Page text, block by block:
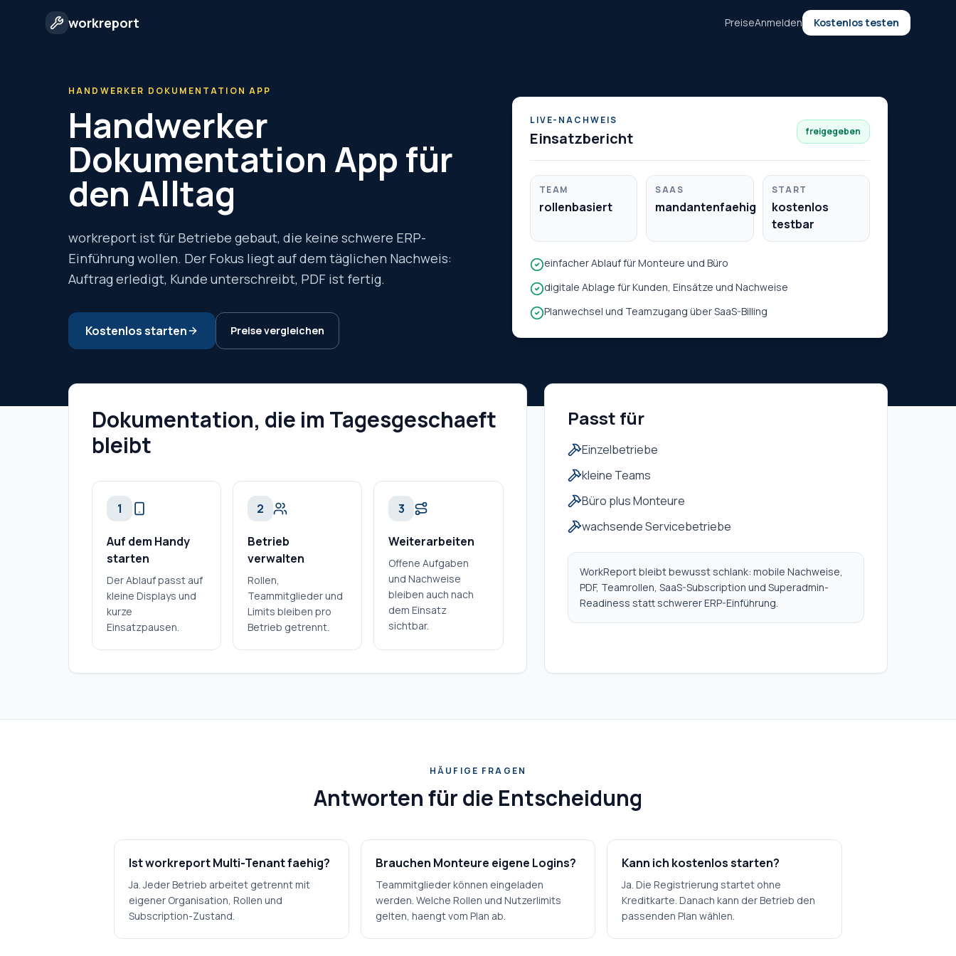
workreport PreiseAnmelden Kostenlos testen
HANDWERKER DOKUMENTATION APP
Handwerker
Dokumentation App für
den Alltag
workreport ist für Betriebe gebaut, die keine schwere ERP-
Einführung wollen. Der Fokus liegt auf dem täglichen Nachweis:
Auftrag erledigt, Kunde unterschreibt, PDF ist fertig.
Kostenlos starten Preise vergleichen
LIVE-NACHWEIS
Einsatzbericht freigegeben
TEAM
rollenbasiert
SAAS
mandantenfaehig
START
kostenlos
testbar
einfacher Ablauf für Monteure und Büro
digitale Ablage für Kunden, Einsätze und Nachweise
Planwechsel und Teamzugang über SaaS-Billing
Dokumentation, die im Tagesgeschaeft
bleibt
1
Auf dem Handy
starten
Der Ablauf passt auf
kleine Displays und
kurze
Einsatzpausen.
2
Betrieb
verwalten
Rollen,
Teammitglieder und
Limits bleiben pro
Betrieb getrennt.
3
Weiterarbeiten
Offene Aufgaben
und Nachweise
bleiben auch nach
dem Einsatz
sichtbar.
Passt für
Einzelbetriebe
kleine Teams
Büro plus Monteure
wachsende Servicebetriebe
WorkReport bleibt bewusst schlank: mobile Nachweise,
PDF, Teamrollen, SaaS-Subscription und Superadmin-
Readiness statt schwerer ERP-Einführung.
HÄUFIGE FRAGEN
Antworten für die Entscheidung
Ist workreport Multi-Tenant faehig?
Ja. Jeder Betrieb arbeitet getrennt mit
eigener Organisation, Rollen und
Subscription-Zustand.
Brauchen Monteure eigene Logins?
Teammitglieder können eingeladen
werden. Welche Rollen und Nutzerlimits
gelten, haengt vom Plan ab.
Kann ich kostenlos starten?
Ja. Die Registrierung startet ohne
Kreditkarte. Danach kann der Betrieb den
passenden Plan wählen.